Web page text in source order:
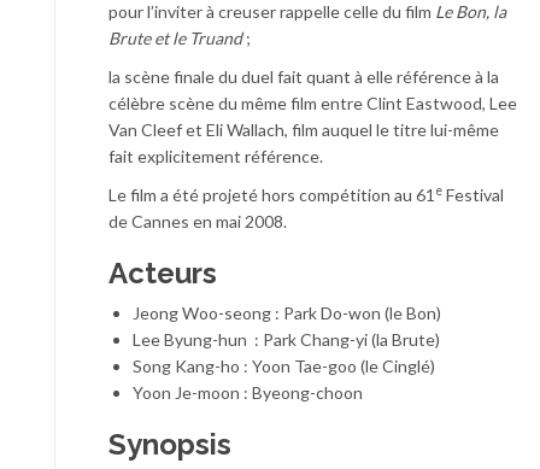
pour l’inviter à creuser rappelle celle du film Le Bon, la
Brute et le Truand;
la scène finale du duel fait quant à elle référence à la
célèbre scène du même film entre Clint Eastwood, Lee
Van Cleef et Eli Wallach, film auquel le titre lui-même
fait explicitement référence.
Le film a été projeté hors compétition au 61 e Festival
de Cannes en mai 2008.
Acteurs
Jeong Woo-seong : Park Do-won (le Bon)
Lee Byung-hun : Park Chang-yi (la Brute)
Song Kang-ho : Yoon Tae-goo (le Cinglé)
Yoon Je-moon : Byeong-choon
Synopsis